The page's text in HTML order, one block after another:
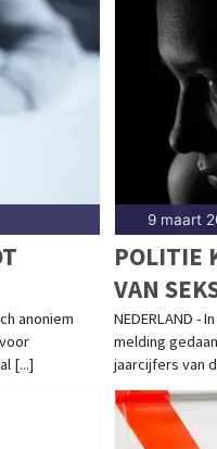
anoniem
[...]
9 maart
POLITIE
VAN
NEDERLAND -
melding
jaarcijfers van